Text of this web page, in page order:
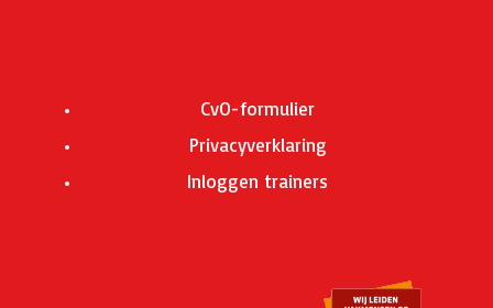
CvO-formulier
Privacyverklaring
Inloggen trainers